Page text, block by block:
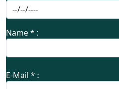
Name * :
E-Mail * :